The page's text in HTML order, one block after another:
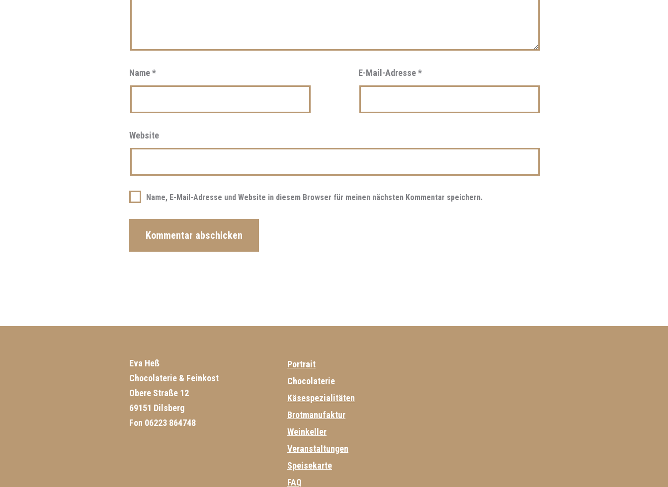
Name* E-Mail-Adresse*
Website
Name, E-Mail-Adresse und Website in diesem Browser für meinen nächsten Kommentar speichern.
Eva Heß
Chocolaterie & Feinkost
Obere Straße 12
69151 Dilsberg
Fon 06223 864748
Portrait
Chocolaterie
Käsespezialitäten
Brotmanufaktur
Weinkeller
Veranstaltungen
Speisekarte
FAQ